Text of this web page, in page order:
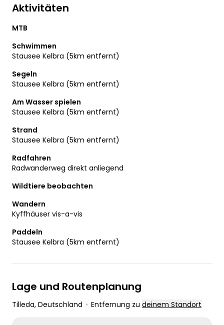
Aktivitäten
MTB
Schwimmen
Stausee Kelbra (5km entfernt)
Segeln
Stausee Kelbra (5km entfernt)
Am Wasser spielen
Stausee Kelbra (5km entfernt)
Strand
Stausee Kelbra (5km entfernt)
Radfahren
Radwanderweg direkt anliegend
Wildtiere beobachten
Wandern
Kyffhäuser vis-a-vis
Paddeln
Stausee Kelbra (5km entfernt)
Lage und Routenplanung
Tilleda, Deutschland • Entfernung zu deinem Standort